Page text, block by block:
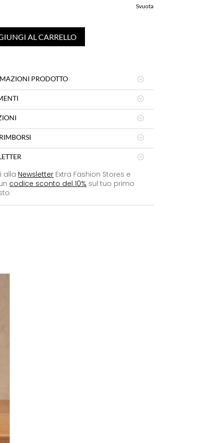
Svuota
AL CARRELLO
PRODOTTO
alla Newsletter Extra Fashion Stores e
codice sconto del 10% sul tuo primo